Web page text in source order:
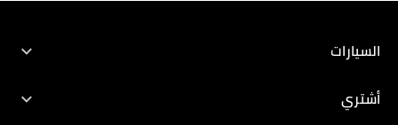
السيارات
جميع السيارات
أشتري